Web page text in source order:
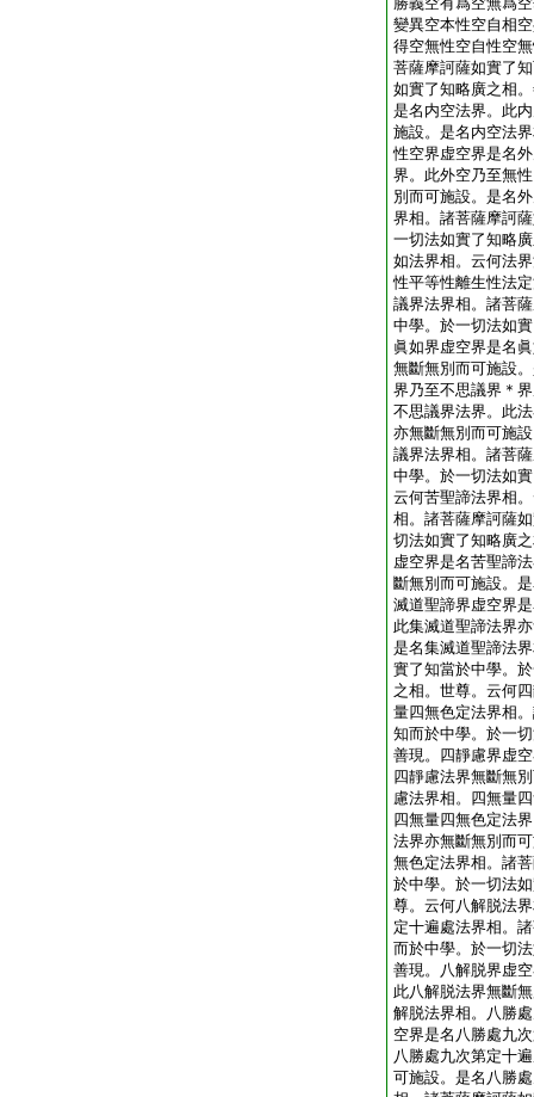
變異空本性空自相
得空無性空自性空
菩薩摩訶薩如實了
如實了知略廣之相
是名内空法界。此
施設。是名内空法
性空界虚空界是名
界。此外空乃至無
別而可施設。是名
界相。諸菩薩摩訶
一切法如實了知略
如法界相。云何法
性平等性離生性法
議界法界相。諸菩
中學。於一切法如
眞如界虚空界是名
無斷無別而可施設
界乃至不思議界＊
不思議界法界。此
亦無斷無別而可施
議界法界相。諸菩
中學。於一切法如
云何苦聖諦法界相
相。諸菩薩摩訶薩
切法如實了知略廣
虚空界是名苦聖諦
斷無別而可施設。
滅道聖諦界虚空界
此集滅道聖諦法界
是名集滅道聖諦法
實了知當於中學。
之相。世尊。云何
量四無色定法界相
知而於中學。於一
善現。四靜慮界虚
四靜慮法界無斷無
慮法界相。四無量
四無量四無色定法
法界亦無斷無別而
無色定法界相。諸
於中學。於一切法
尊。云何八解脱法
定十遍處法界相。
而於中學。於一切
善現。八解脱界虚
此八解脱法界無斷
解脱法界相。八勝
空界是名八勝處九
八勝處九次第定十
可施設。是名八勝